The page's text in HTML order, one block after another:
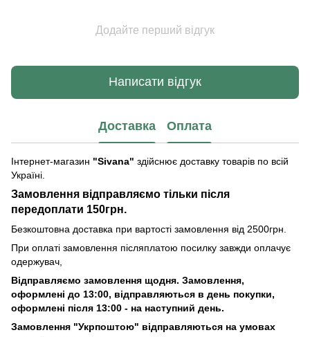
Додайте перший відгук
Написати відгук
Доставка Оплата
Інтернет-магазин "Sivana" здійснює доставку товарів по всій
Україні.
Замовлення відправляємо тільки після
передоплати 150грн.
Безкоштовна доставка при вартості замовлення від 2500грн.
При оплаті замовлення післяплатою посилку завжди оплачує
одержувач,
Відправляємо замовлення щодня. Замовлення,
оформлені до 13:00, відправляються в день покупки,
оформлені після 13:00 - на наступний день.
Замовлення "Укрпоштою" відправляються на умовах